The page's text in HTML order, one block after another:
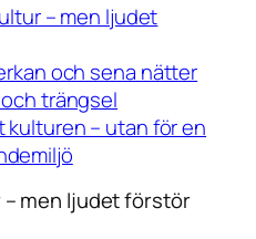
– men ljudet
och sena nätter
trängsel
kulturen – utan för en
– men ljudet förstör